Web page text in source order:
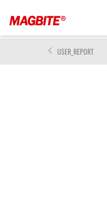
USER_REPORT